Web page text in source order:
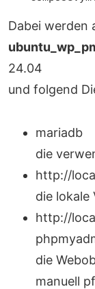
Dabei werden
24.04
und folgend
mariadb
die
http://
die lokale
http://
die
manuell